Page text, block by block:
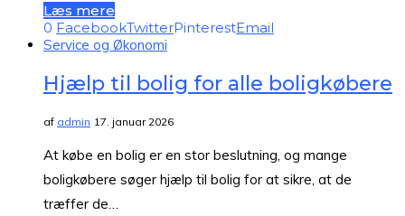
Læs mere
0 FacebookTwitterPinterestEmail
Service og Økonomi
Hjælp til bolig for alle boligkøbere
af admin 17. januar 2026
At købe en bolig er en stor beslutning, og mange
boligkøbere søger hjælp til bolig for at sikre, at de
træffer de…